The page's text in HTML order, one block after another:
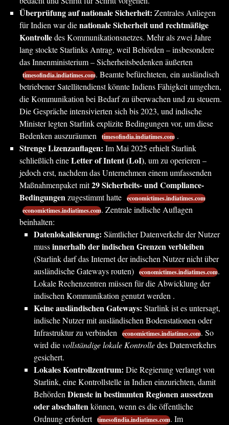
Überprüfung auf nationale Sicherheit: Zentrales Anliegen
für Indien war dienationale Sicherheit und rechtmäßige
Kontrolledes Kommunikationsnetzes. Mehr als zwei Jahre
lang stockte Starlinks Antrag, weil Behörden – insbesondere
das Innenministerium – Sicherheitsbedenken äußerten
timesofindia.indiatimes.com. Beamte befürchteten, ein ausländisch
betriebener Satellitendienst könnte Indiens Fähigkeit umgehen,
die Kommunikation bei Bedarf zu überwachen und zu steuern.
Die Gespräche intensivierten sich bis 2023, und indische
Minister legten Starlink explizite Bedingungen vor, um diese
Bedenken auszuräumen timesofindia.indiatimes.com .
Strenge Lizenzauflagen: Im Mai 2025 erhielt Starlink
schließlich eineLetter of Intent (LoI), um zu operieren –
jedoch erst, nachdem das Unternehmen einem umfassenden
Maßnahmenpaket mit29 Sicherheits- und Compliance-
Bedingungenzugestimmt hatte economictimes.indiatimes.com
economictimes.indiatimes.com. Zentrale indische Auflagen
beinhalten:
Datenlokalisierung: Sämtlicher Datenverkehr der Nutzer
mussinnerhalb der indischen Grenzen verbleiben
(Starlink darf das Internet der indischen Nutzer nicht über
ausländische Gateways routen) economictimes.indiatimes.com.
Lokale Rechenzentren müssen für die Abwicklung der
indischen Kommunikation genutzt werden .
Keine ausländischen Gateways: Starlink ist es untersagt,
indische Nutzer mit ausländischen Bodenstationen oder
Infrastruktur zu verbinden economictimes.indiatimes.com. So
wird dievollständige lokale Kontrolledes Datenverkehrs
gesichert.
Lokales Kontrollzentrum: Die Regierung verlangt von
Starlink, eine Kontrollstelle in Indien einzurichten, damit
BehördenDienste in bestimmten Regionen aussetzen
oder abschaltenkönnen, wenn es die öffentliche
Ordnung erfordert timesofindia.indiatimes.com. Im